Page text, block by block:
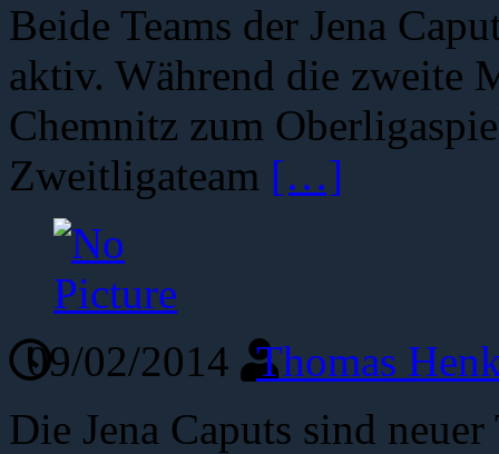
Beide Teams der Jena
aktiv. Während die zweite
Chemnitz zum
Zweitligateam […]
09/02/2014 Thomas
Die Jena Caputs sind